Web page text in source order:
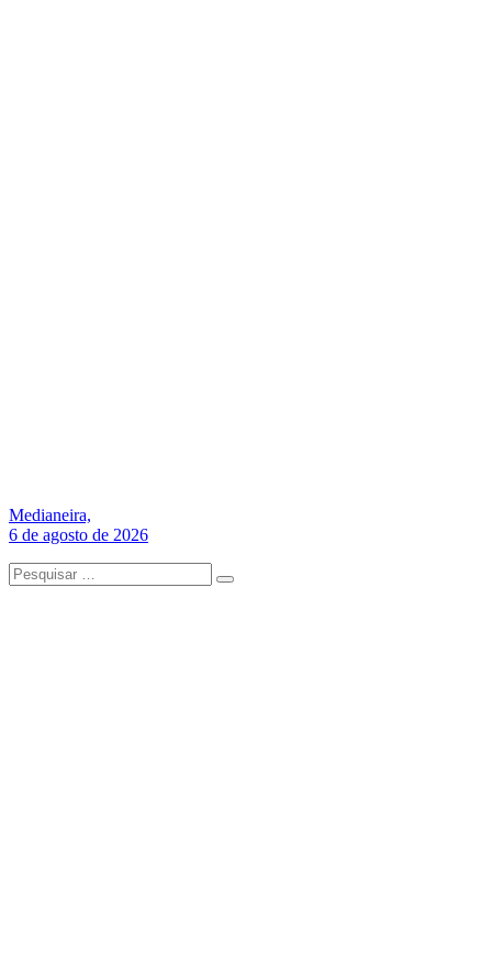
Medianeira,
6 de agosto de 2026